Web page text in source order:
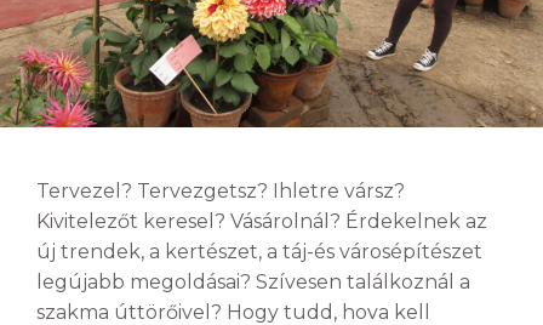
Tervezel? Tervezgetsz? Ihletre vársz?
Kivitelezőt keresel? Vásárolnál? Érdekelnek az
új trendek, a kertészet, a táj-és városépítészet
legújabb megoldásai? Szívesen találkoznál a
szakma úttörőivel? Hogy tudd, hova kell